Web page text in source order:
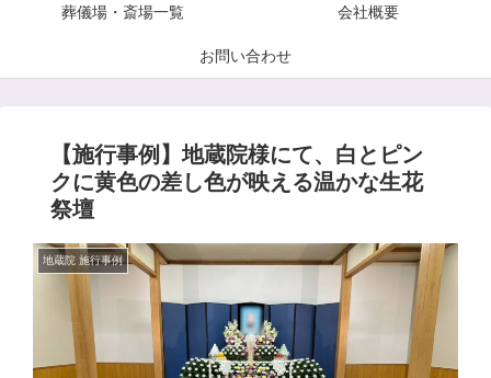
葬儀場・斎場一覧 会社概要
お問い合わせ
【施行事例】地蔵院様にて、白とピン
クに黄色の差し色が映える温かな生花
祭壇
地蔵院 施行事例